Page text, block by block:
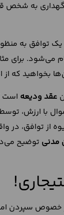
به شخص
یک توافق به
می‌شود. برای
بخواهید که از
عقد ودیعه است
با ارزش،
از توافق، در
مدنی توضیح
خصوص سپردن